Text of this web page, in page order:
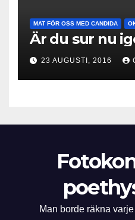
MAT FÖR OSS MED CANDIDA
Är du sur nu
23 AUGUSTI, 2016
Man borde räkna